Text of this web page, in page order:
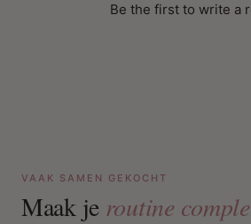
Be the first to write a
VAAK SAMEN GEKOCHT
Maak je routine